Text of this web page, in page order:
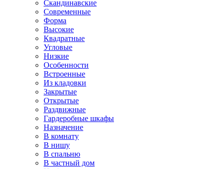
Скандинавские
Современные
Форма
Высокие
Квадратные
Угловые
Низкие
Особенности
Встроенные
Из кладовки
Закрытые
Открытые
Раздвижные
Гардеробные шкафы
Назначение
В комнату
В нишу
В спальню
В частный дом